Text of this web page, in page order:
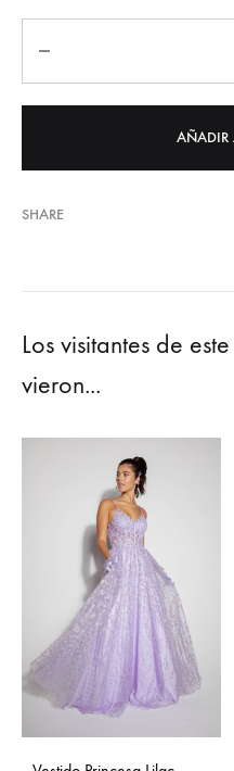
AÑADIR
SHARE
Los visitantes de
vieron...